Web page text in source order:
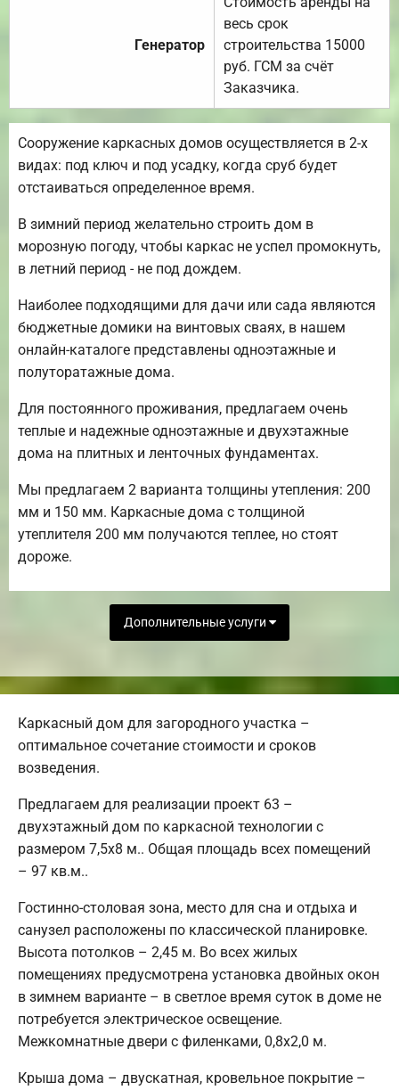
Генератор
весь срок
строительства 15000
руб. ГСМ за счёт
Заказчика.
Сооружение каркасных домов осуществляется в 2-х
видах: под ключ и под усадку, когда сруб будет
отстаиваться определенное время.
В зимний период желательно строить дом в
морозную погоду, чтобы каркас не успел промокнуть,
в летний период - не под дождем.
Наиболее подходящими для дачи или сада являются
бюджетные домики на винтовых сваях, в нашем
онлайн-каталоге представлены одноэтажные и
полуторатажные дома.
Для постоянного проживания, предлагаем очень
теплые и надежные одноэтажные и двухэтажные
дома на плитных и ленточных фундаментах.
Мы предлагаем 2 варианта толщины утепления: 200
мм и 150 мм. Каркасные дома с толщиной
утеплителя 200 мм получаются теплее, но стоят
дороже.
Дополнительные услуги
Каркасный дом для загородного участка –
оптимальное сочетание стоимости и сроков
возведения.
Предлагаем для реализации проект 63 –
двухэтажный дом по каркасной технологии с
размером 7,5х8 м.. Общая площадь всех помещений
– 97 кв.м..
Гостинно-столовая зона, место для сна и отдыха и
санузел расположены по классической планировке.
Высота потолков – 2,45 м. Во всех жилых
помещениях предусмотрена установка двойных окон
в зимнем варианте – в светлое время суток в доме не
потребуется электрическое освещение.
Межкомнатные двери с филенками, 0,8х2,0 м.
Крыша дома – двускатная, кровельное покрытие –